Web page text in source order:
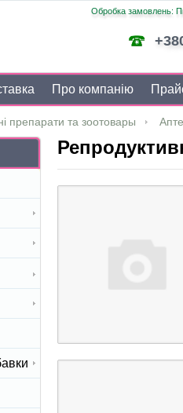
Обробка замовлень:
Про компанію
препарати та зоотовары